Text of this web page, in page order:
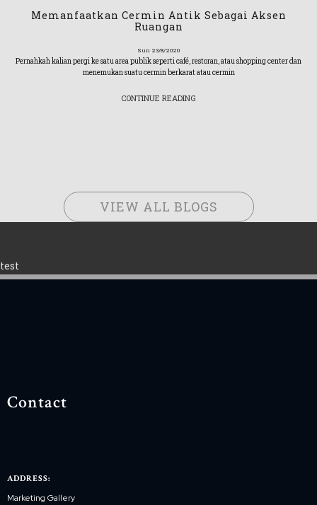
Memanfaatkan Cermin Antik Sebagai Aksen
Ruangan
Sun 23/8/2020
Pernahkah kalian pergi ke satu area publik seperti café, restoran, atau shopping center dan
menemukan suatu cermin berkarat atau cermin
CONTINUE READING
VIEW ALL BLOGS
test
Contact
ADDRESS:
Marketing Gallery